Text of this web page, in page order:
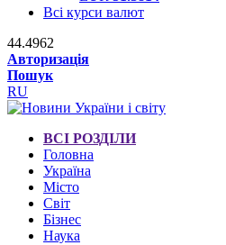
Всі курси валют
44.4962
Авторизація
Пошук
RU
ВСІ РОЗДІЛИ
Головна
Україна
Місто
Світ
Бізнес
Наука